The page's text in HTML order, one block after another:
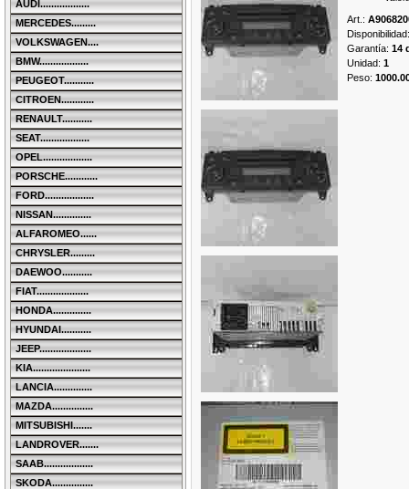
AUDI..................
MERCEDES.........
VOLKSWAGEN....
BMW..................
PEUGEOT...........
CITROEN............
RENAULT...........
SEAT..................
OPEL..................
PORSCHE............
FORD..................
NISSAN..............
ALFAROMEO......
CHRYSLER.........
DAEWOO...........
FIAT...................
HONDA..............
HYUNDAI...........
JEEP...................
KIA.....................
LANCIA..............
MAZDA...............
MITSUBISHI.......
LANDROVER.......
SAAB..................
SKODA...............
Art. :
Disponibilidad:
Garantía: 14
Unidad: 1
Peso: